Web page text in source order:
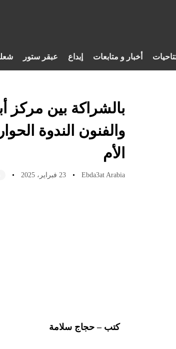
أخبار و متابعات إبداع عبقر ستور
بالشراكة بين مركز
والفنون الندوة
الأم
Ebda3at Arabia 23 فبراير، 2025
كتب – حجاج سلامة